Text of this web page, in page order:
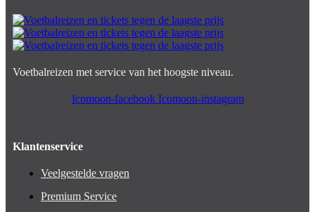
Voetbalreizen met service van het hoogste niveau.
Icomoon-facebook Icomoon-instagram
Klantenservice
Veelgestelde vragen
Premium Service